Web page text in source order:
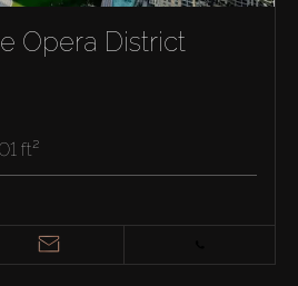
Opera District
ft²